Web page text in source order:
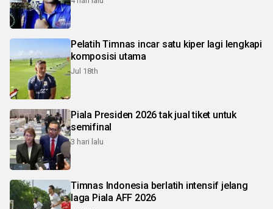
Pelatih Timnas incar satu kiper lagi lengkapi
komposisi utama
Jul 18th
Piala Presiden 2026 tak jual tiket untuk
semifinal
3 hari lalu
Timnas Indonesia berlatih intensif jelang
laga Piala AFF 2026